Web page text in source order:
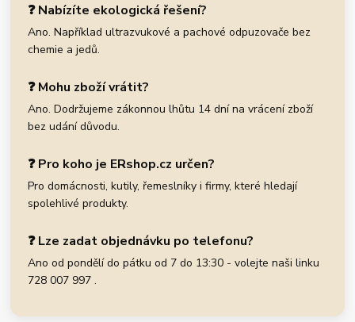
❓ Nabízíte ekologická řešení?
Ano. Například ultrazvukové a pachové odpuzovače bez
chemie a jedů.
❓ Mohu zboží vrátit?
Ano. Dodržujeme zákonnou lhůtu 14 dní na vrácení zboží
bez udání důvodu.
❓ Pro koho je ERshop.cz určen?
Pro domácnosti, kutily, řemeslníky i firmy, které hledají
spolehlivé produkty.
❓ Lze zadat objednávku po telefonu?
Ano od pondělí do pátku od 7 do 13:30 - volejte naši linku
728 007 997 .